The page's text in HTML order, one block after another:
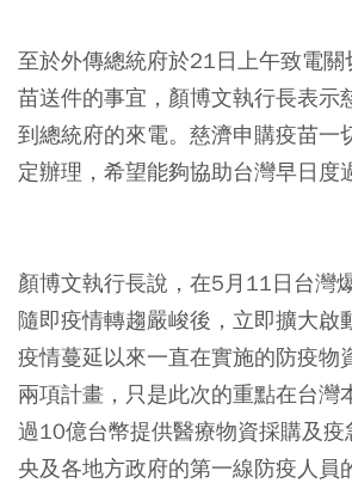
至於外傳總統府於21日上午致電關
苗送件的事宜，顏博文執行長表示
到總統府的來電。慈濟申購疫苗一
定辦理，希望能夠協助台灣早日度
顏博文執行長說，在5月11日台灣
隨即疫情轉趨嚴峻後，立即擴大啟
疫情蔓延以來一直在實施的防疫物
兩項計畫，只是此次的重點在台灣
過10億台幣提供醫療物資採購及疫
央及各地方政府的第一線防疫人員